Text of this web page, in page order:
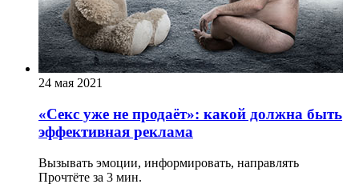
24 мая 2021
«Секс уже не продаёт»: какой должна быть
эффективная реклама
Вызывать эмоции, информировать, направлять
Прочтёте за 3 мин.